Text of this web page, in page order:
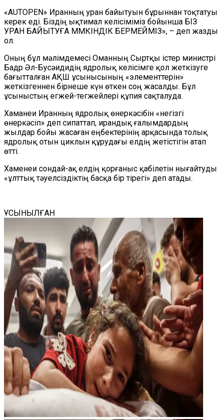
«AUTOPEN» Иранның уран байытуын бұрыннантоқтатуы
керек еді. Біздің ықтимал келісіміміз бойынша БІЗ
УРАН БАЙЫТУҒА МҮМКІНДІК БЕРМЕЙМІЗ», – деп жазды
ол.
Оның бұл мәлімдемесі Оманның Сыртқы істер министрі
Бадр Әл-Бусәидидің ядролық келісімге қол жеткізуге
бағытталған АҚШ ұсынысының «элементтерін»
жеткізгеннен бірнеше күн өткен соң жасалды. Бұл
ұсыныстың егжей-тегжейлері құпия сақталуда.
Хаманеи Иранның ядролық өнеркәсібін «негізгі
өнеркәсіп» деп сипаттап, ирандық ғалымдардың
жылдар бойы жасаған еңбектерінің арқасында толық
ядролық отын циклын құрудағы елдің жетістігін атап
өтті.
Хаменеи сондай-ақ елдің қорғаныс қабілетін нығайтуды
«ұлттық тәуелсіздіктің басқа бір тірегі» деп атады.
ҰСЫНЫЛҒАН